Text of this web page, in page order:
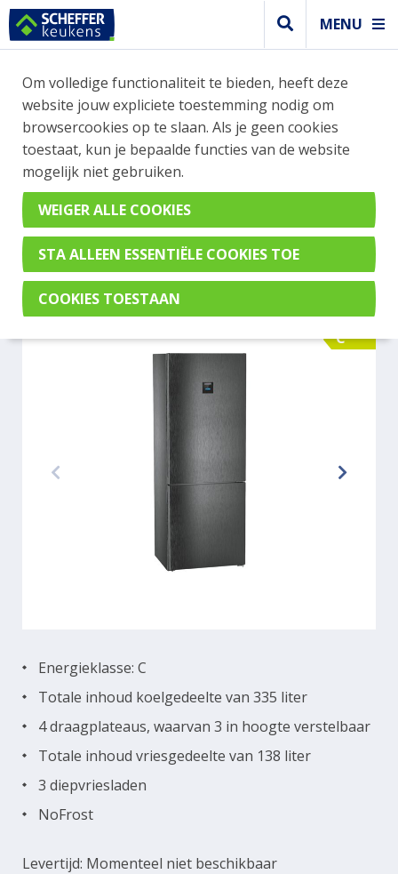
MENU
WEBSHOP BESTELLINGEN
Je kan tijdelijk geen bestelling plaatsen. Wil je je
vast oriënteren? Vergelijk eenvoudig apparaten
en merken met elkaar. Klik hier voor meer
informatie.
Vrijstaand
LIEBHERR CBNBSC 778I-20
C
Levertijd: Momenteel niet beschikbaar
Energieklasse: C
Totale inhoud koelgedeelte van 335 liter
4 draagplateaus, waarvan 3 in hoogte verstelbaar
Totale inhoud vriesgedeelte van 138 liter
3 diepvriesladen
NoFrost
Om volledige functionaliteit te bieden, heeft deze
website jouw expliciete toestemming nodig om
browsercookies op te slaan. Als je geen cookies
toestaat, kun je bepaalde functies van de website
mogelijk niet gebruiken.